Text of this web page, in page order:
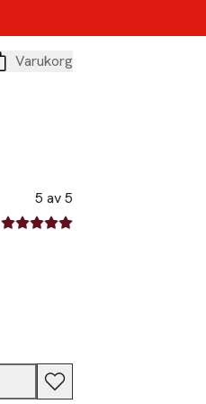
Varukorg
5 av 5
5 av fem stjärnor